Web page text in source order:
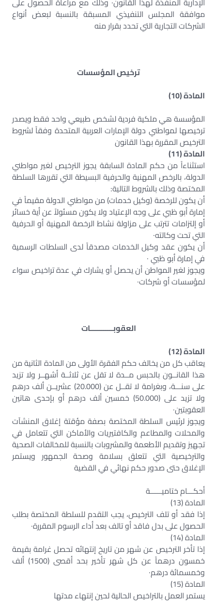
موافقة المجلس التنفيذي المسبقة بالنسبة لبعض أنواع
الشركات التجارية التي تحدد بقرار منه
ترخيص المؤسسات
المادة (10)
المؤسسة هي ملكية فردية لشخص طبيعي واحد فقط ويصدر
ترخيصها لمواطني دولة الإمارات العربية المتحدة وفقاً لشروط
الترخيص المقررة بهذا القانون
المادة (11)
استثناءاً من حكم المادة السابقة يجوز الترخيص لغير مواطني
الدولة، بالرخص المهنية والحرفية البسيطة التي تقررها السلطة
المختصة وذلك بالشروط التالية:
أن يكون للرخصة (وكيل خدمات) من مواطني الدولة مقيماً في
إمارة أبو ظبي على وجه الإعتياد ولا يكون مسئولاً عن أية خسائر
أو إلتزامات تترتب على مزاولة نشاط الرخصة المهنية أو الحرفية
التي تحت وكالته·
أن يكون عقد وكيل الخدمات مصدقاً لدى السلطات الرسمية
في إمارة أبو ظبي ·
ويجوز لغير المواطن أن يحصل أو يشارك في عدة تراخيص سواء
لمؤسسات أو شركات·
العقوبــــــــــــات
المادة (12)
يعاقب كل من يخالف حكم الفقرة الأولى من المادة الثانية من
هذا القانــون بالحبس مــدة لا تقل عن ثلاثــة أشهــر ولا تزيد
على سنـــة، وبغرامة لا تقــل عن (20.000) عشريــن ألف درهم
ولا تزيد على (50.000) خمسين ألف درهم أو بإحدى هاتين
العقوبتين·
ويجوز لرئيس السلطة المختصة بصفة مؤقتة إغلاق المنشآت
والمحلات والمطاعم والكافتيريات والأماكن التي تتعامل في
تجهيز وتقديم الأطعمة والمشروبات بالنسبة للمخالفات الصحية
والترخيصية التي تتعلق بسلامة وصحة الجمهور ويستمر
الإغلاق حتى صدور حكم نهائي في القضية
أحكـــام ختاميــــــة
المادة (13)
إذا فقد أو تلف الترخيص، يجب التقدم للسلطة المختصة بطلب
الحصول على بدل فاقد أو تالف بعد أداء الرسوم المقررة·
المادة (14)
إذا تأخر الترخيص عن شهر من تاريخ إنتهائه تحصل غرامة بقيمة
خمسون درهماً عن كل شهر تأخير بحد أقصى (1500) ألف
وخمسمائة درهم·
المادة (15)
يستمر العمل بالتراخيص الحالية لحين إنتهاء مدتها